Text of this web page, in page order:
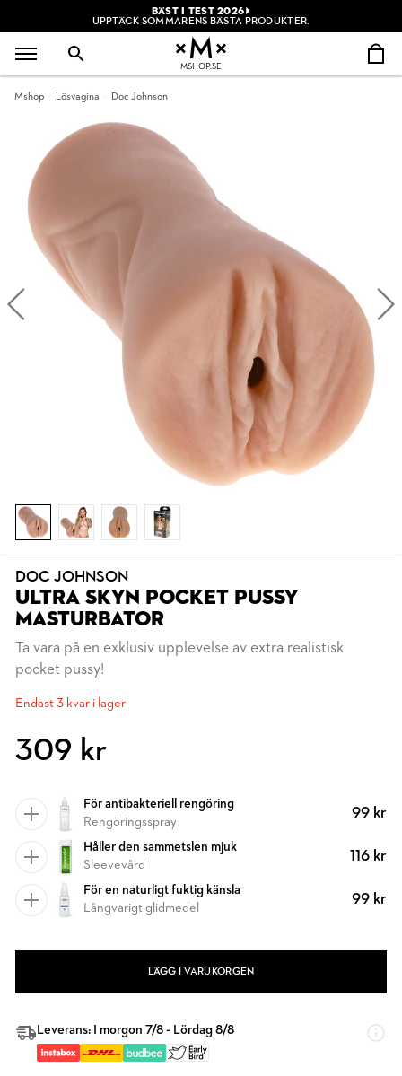
BÄST I TEST 2026
UPPTÄCK SOMMARENS BÄSTA PRODUKTER.
MSHOP.SE
Mshop Lösvagina Doc Johnson
DOC JOHNSON
ULTRA SKYN POCKET PUSSY
MASTURBATOR
Ta vara på en exklusiv upplevelse av extra realistisk
pocket pussy!
Endast 3 kvar i lager
309 kr
För antibakteriell rengöring
Rengöringsspray
99 kr
Håller den sammetslen mjuk
Sleevevård
116 kr
För en naturligt fuktig känsla
Långvarigt glidmedel
99 kr
LÄGG I VARUKORGEN
Leverans: I morgon 7/8 - Lördag 8/8